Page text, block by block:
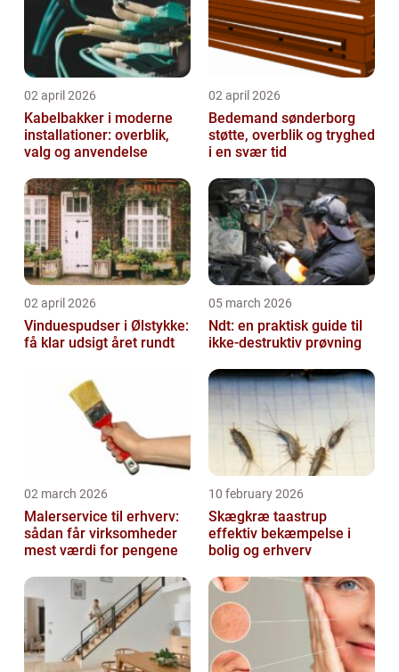
02 april 2026
Kabelbakker i moderne
installationer: overblik,
valg og anvendelse
02 april 2026
Bedemand sønderborg
støtte, overblik og tryghed
i en svær tid
02 april 2026
Vinduespudser i Ølstykke:
få klar udsigt året rundt
05 march 2026
Ndt: en praktisk guide til
ikke-destruktiv prøvning
02 march 2026
Malerservice til erhverv:
sådan får virksomheder
mest værdi for pengene
10 february 2026
Skægkræ taastrup
effektiv bekæmpelse i
bolig og erhverv